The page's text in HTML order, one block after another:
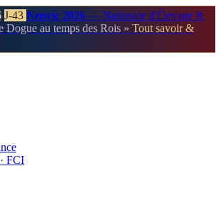
J-43 Neuvic 2026 — Nationale d'Élevage &
Dogue au temps des Rois » Tout savoir &
FCI